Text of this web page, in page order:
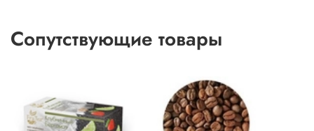
Сопутствующие товары